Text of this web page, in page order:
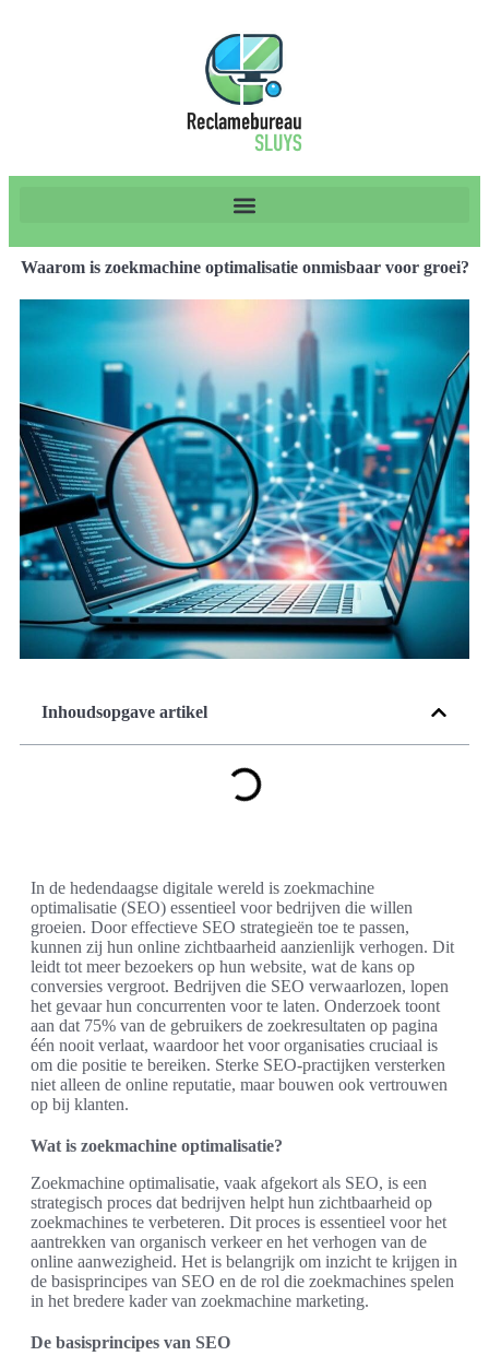
Waarom is zoekmachine optimalisatie onmisbaar voor groei?
Inhoudsopgave artikel
In de hedendaagse digitale wereld is zoekmachine
optimalisatie (SEO) essentieel voor bedrijven die willen
groeien. Door effectieve SEO strategieën toe te passen,
kunnen zij hun online zichtbaarheid aanzienlijk verhogen. Dit
leidt tot meer bezoekers op hun website, wat de kans op
conversies vergroot. Bedrijven die SEO verwaarlozen, lopen
het gevaar hun concurrenten voor te laten. Onderzoek toont
aan dat 75% van de gebruikers de zoekresultaten op pagina
één nooit verlaat, waardoor het voor organisaties cruciaal is
om die positie te bereiken. Sterke SEO-practijken versterken
niet alleen de online reputatie, maar bouwen ook vertrouwen
op bij klanten.
Wat is zoekmachine optimalisatie?
Zoekmachine optimalisatie, vaak afgekort als SEO, is een
strategisch proces dat bedrijven helpt hun zichtbaarheid op
zoekmachines te verbeteren. Dit proces is essentieel voor het
aantrekken van organisch verkeer en het verhogen van de
online aanwezigheid. Het is belangrijk om inzicht te krijgen in
de basisprincipes van SEO en de rol die zoekmachines spelen
in het bredere kader van zoekmachine marketing.
De basisprincipes van SEO